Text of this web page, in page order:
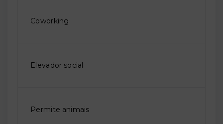
Coworking
Elevador social
Permite animais